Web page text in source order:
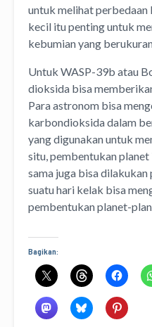
untuk melihat perbedaan
kecil itu penting untuk
kebumian yang
Untuk WASP-39b atau
dioksida bisa
Para astronom bisa
karbondioksida dalam
yang digunakan untuk
situ, pembentukan
sama juga bisa
suatu hari kelak bisa
pembentukan planet-
Bagikan: